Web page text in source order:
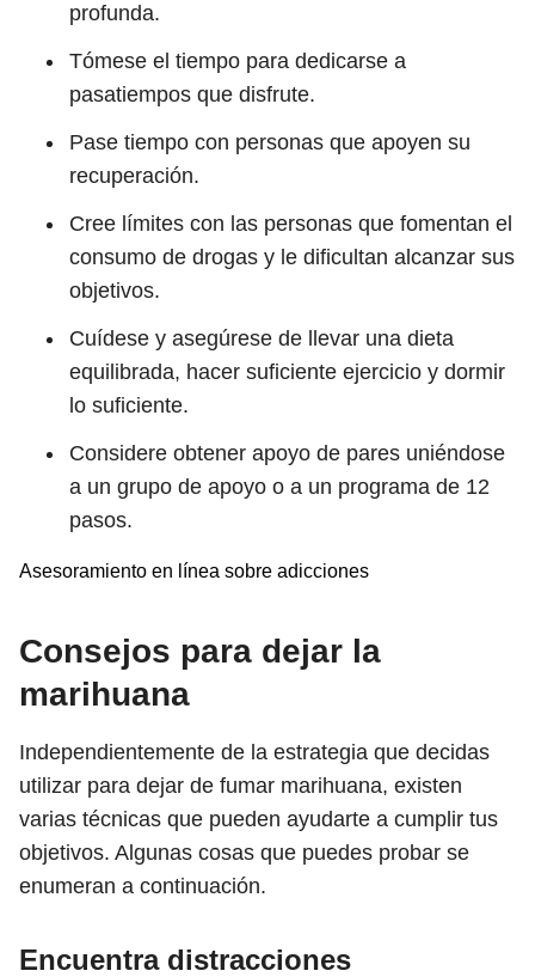
profunda.
Tómese el tiempo para dedicarse a
pasatiempos que disfrute.
Pase tiempo con personas que apoyen su
recuperación.
Cree límites con las personas que fomentan el
consumo de drogas y le dificultan alcanzar sus
objetivos.
Cuídese y asegúrese de llevar una dieta
equilibrada, hacer suficiente ejercicio y dormir
lo suficiente.
Considere obtener apoyo de pares uniéndose
a un grupo de apoyo o a un programa de 12
pasos.
Asesoramiento en línea sobre adicciones
Consejos para dejar la
marihuana
Independientemente de la estrategia que decidas
utilizar para dejar de fumar marihuana, existen
varias técnicas que pueden ayudarte a cumplir tus
objetivos. Algunas cosas que puedes probar se
enumeran a continuación.
Encuentra distracciones